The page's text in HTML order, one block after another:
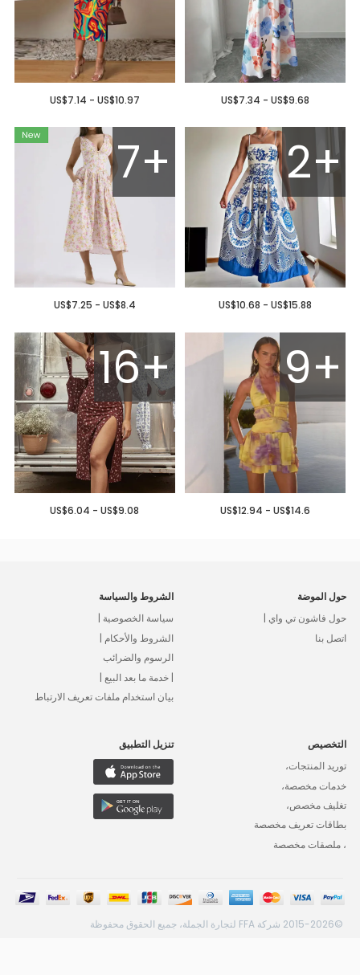
US$7.34 - US$9.68
US$7.14 - US$10.97
2+
US$10.68 - US$15.88
7+
US$7.25 - US$8.4
9+
US$12.94 - US$14.6
16+
US$6.04 - US$9.08
حول الموضة
حول فاشون تي واي |
اتصل بنا
الشروط والسياسة
سياسة الخصوصية |
الشروط والأحكام |
الرسوم والضرائب
| خدمة ما بعد البيع |
بيان استخدام ملفات تعريف الارتباط
التخصيص
توريد المنتجات،
خدمات مخصصة،
تغليف مخصص،
بطاقات تعريف مخصصة
، ملصقات مخصصة
تنزيل التطبيق
©2015-2026 شركة FFA لتجارة الجملة، جميع الحقوق محفوظة